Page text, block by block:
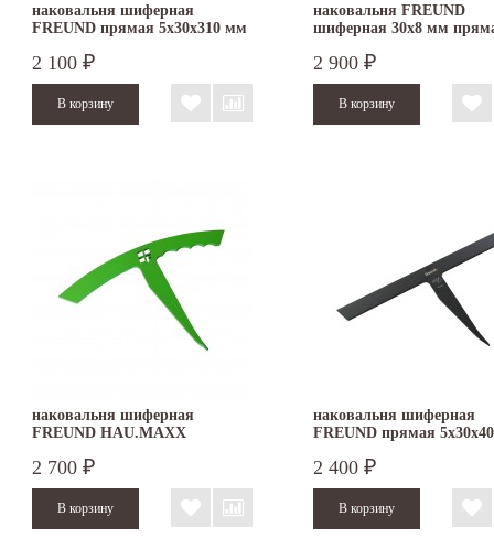
наковальня шиферная
FREUND прямая 5х30х310 мм
2 100 ₽
наковальня FREUND
шиферная 30х8 мм
2 900 ₽
наковальня шиферная
FREUND HAU.MAXX
2 700 ₽
наковальня шиферная
FREUND прямая
2 400 ₽